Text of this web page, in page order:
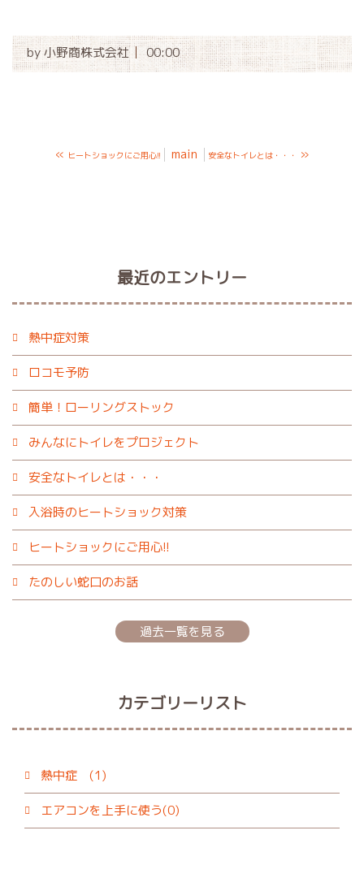
by小野商株式会社 00:00
« ヒートショックにご用心!! main 安全なトイレとは・・・ »
最近のエントリー
熱中症対策
ロコモ予防
簡単！ローリングストック
みんなにトイレをプロジェクト
安全なトイレとは・・・
入浴時のヒートショック対策
ヒートショックにご用心!!
たのしい蛇口のお話
過去一覧を見る
カテゴリーリスト
熱中症 (1)
エアコンを上手に使う(0)